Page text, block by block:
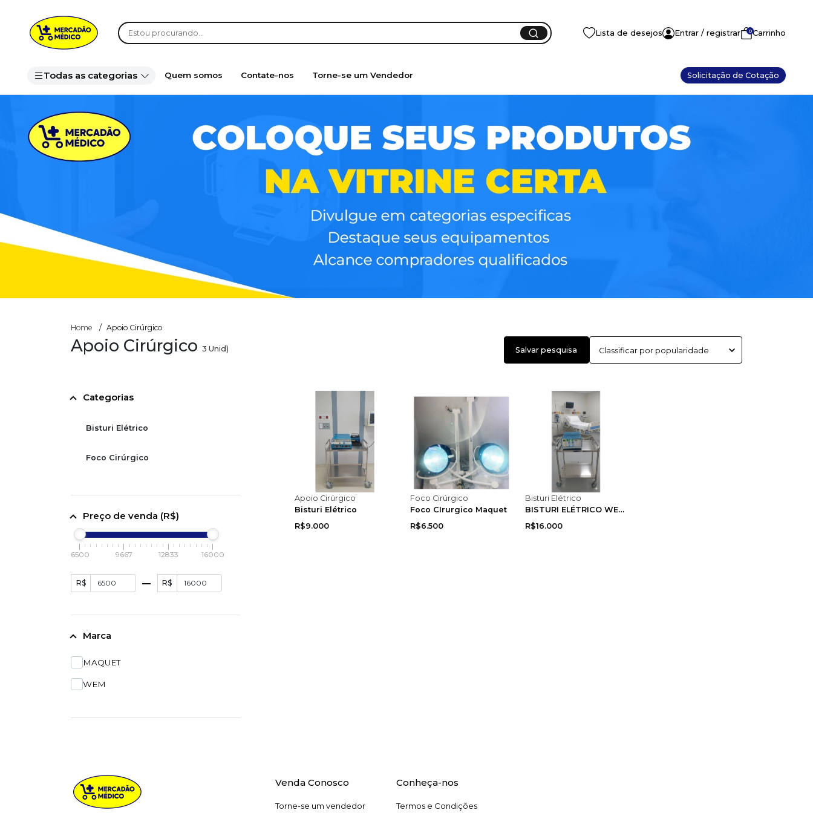
Lista de desejos Entrar / registrar 0Carrinho
Todas as categorias Quem somos Contate-nos Torne-se um Vendedor Solicitação de Cotação
Home Apoio Cirúrgico
Apoio Cirúrgico 3 Unid) Salvar pesquisa
Categorias
Bisturi Elétrico
Foco Cirúrgico
Preço de venda (R$)
6500 9667 12833 16000
R$ R$
Marca
MAQUET
WEM
Apoio Cirúrgico
Bisturi Elétrico
R$9.000
Foco Cirúrgico
Foco CIrurgico Maquet
R$6.500
Bisturi Elétrico
BISTURI ELÉTRICO WEM SS-601MR
R$16.000
Venda Conosco
Torne-se um vendedor
Conheça-nos
Termos e Condições